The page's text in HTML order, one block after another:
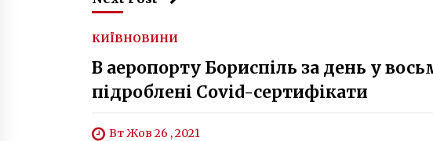
КИЇВНОВИНИ
В аеропорту Бориспіль за день у
підроблені Covid-сертифікати
Вт Жов 26 , 2021